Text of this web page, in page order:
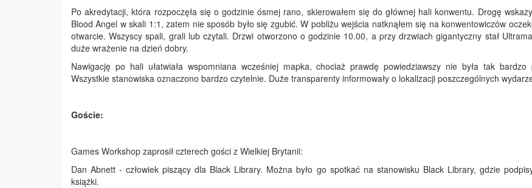
Po akredytacji, która rozpoczęła się o godzinie ósmej rano, skierowałem się do głównej hali konwentu. Drogę
Blood Angel w skali 1:1, zatem nie sposób było się zgubić. W pobliżu wejścia natknąłem się na konwentowiczów
otwarcie. Wszyscy spali, grali lub czytali. Drzwi otworzono o godzinie 10.00, a przy drzwiach gigantyczny stał
duże wrażenie na dzień dobry.
Nawigację po hali ułatwiała wspomniana wcześniej mapka, chociaż prawdę powiedziawszy nie była tak bardzo
Wszystkie stanowiska oznaczono bardzo czytelnie. Duże transparenty informowały o lokalizacji poszczególnych
Goście:
Games Workshop zaprosił czterech gości z Wielkiej Brytanii:
Dan Abnett - człowiek piszący dla Black Library. Można było go spotkać na stanowisku Black Library, gdzie
książki.